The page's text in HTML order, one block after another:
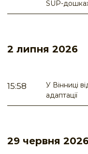
SUP-
2 липня 2026
15:58
У Вінниці
адаптації
29 червня